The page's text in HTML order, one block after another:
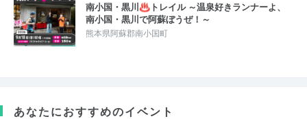
南小国・黒川♨トレイル ～温泉好きランナーよ、
南小国・黒川で阿蘇ぼうぜ！～
熊本県阿蘇郡南小国町
あなたにおすすめのイベント